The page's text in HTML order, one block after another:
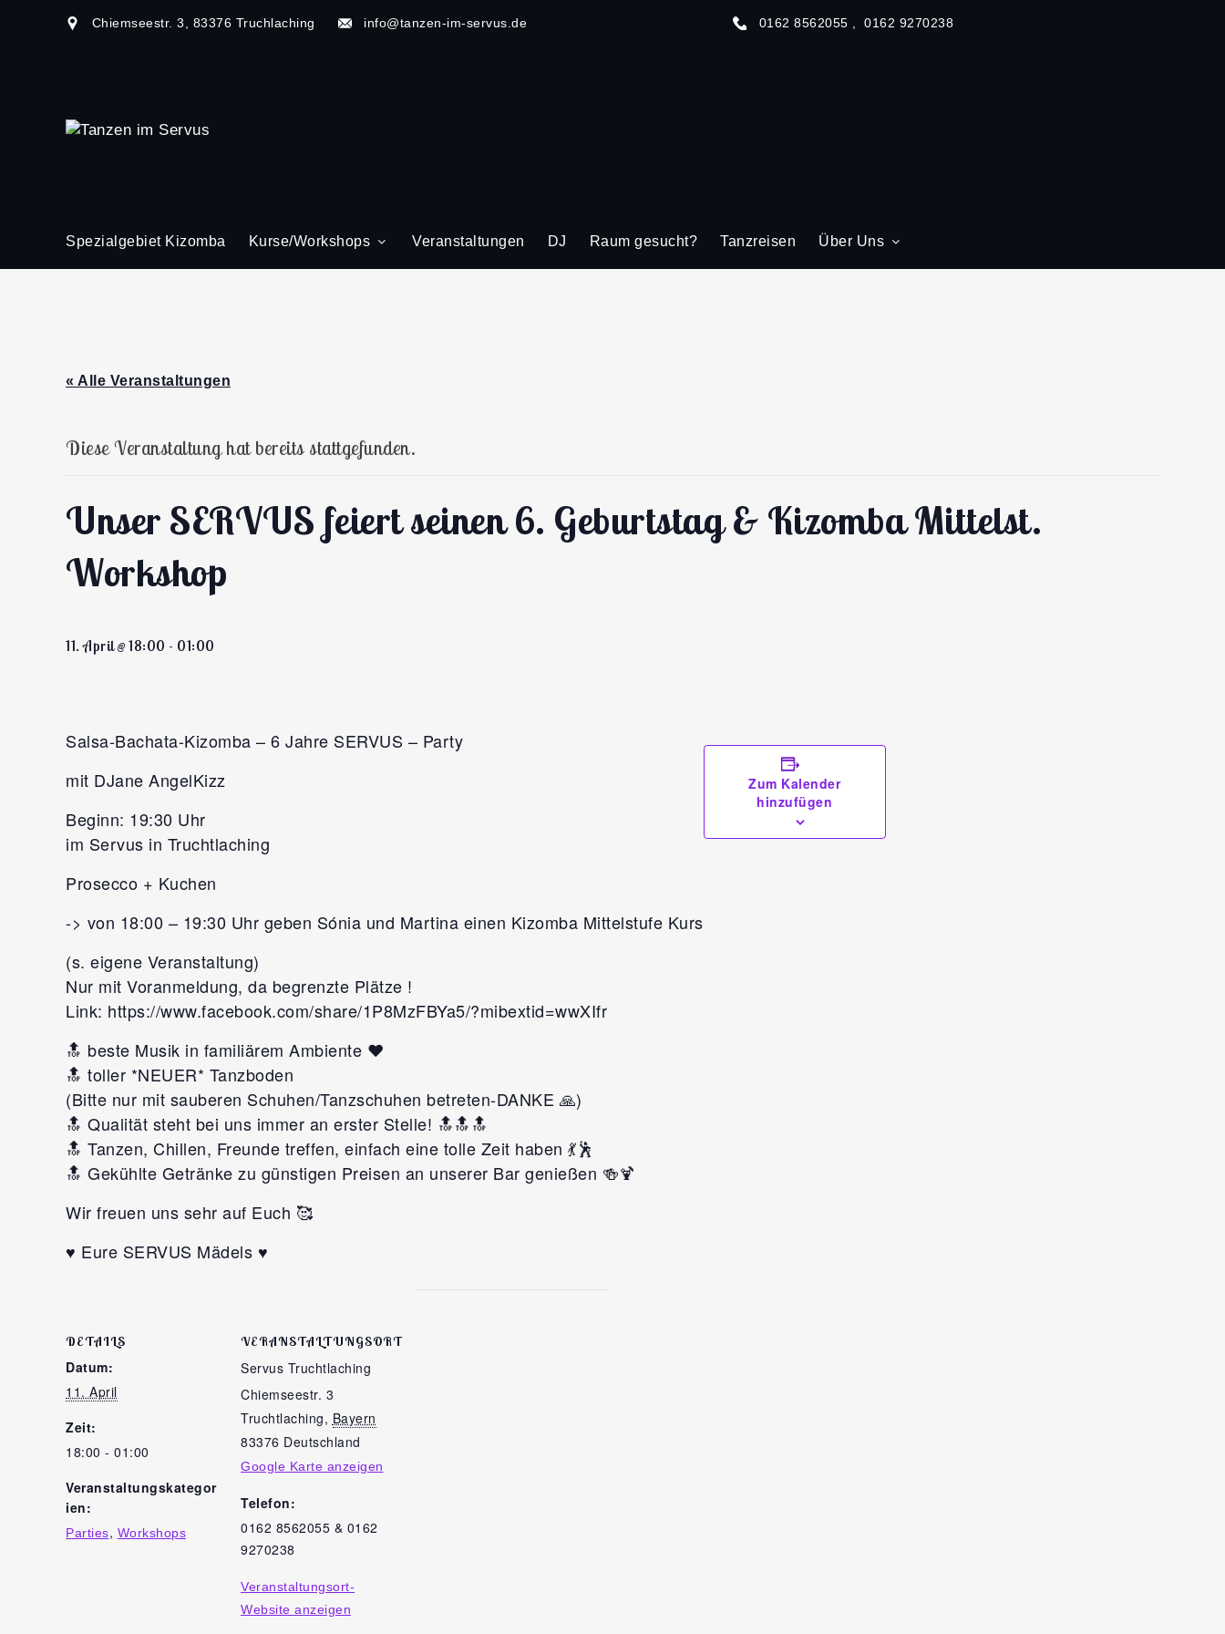
Chiemseestr. 3, 83376 Truchlaching info@tanzen-im-servus.de 0162 8562055 0162 9270238
Spezialgebiet Kizomba Kurse/Workshops Veranstaltungen DJ Raum gesucht? Tanzreisen Über Uns
« Alle Veranstaltungen
Diese Veranstaltung hat bereits stattgefunden.
Unser SERVUS feiert seinen 6. Geburtstag & Kizomba Mittelst.
Workshop
11. April @ 18:00 - 01:00
Salsa-Bachata-Kizomba – 6 Jahre SERVUS – Party
mit DJane AngelKizz
Beginn: 19:30 Uhr
im Servus in Truchtlaching
Prosecco + Kuchen
-> von 18:00 – 19:30 Uhr geben Sónia und Martina einen Kizomba Mittelstufe Kurs
(s. eigene Veranstaltung)
Nur mit Voranmeldung, da begrenzte Plätze !
Link: https://www.facebook.com/share/1P8MzFBYa5/?mibextid=wwXIfr
🔝 beste Musik in familiärem Ambiente ❤️
🔝 toller *NEUER* Tanzboden
(Bitte nur mit sauberen Schuhen/Tanzschuhen betreten-DANKE 🙏)
🔝 Qualität steht bei uns immer an erster Stelle! 🔝🔝🔝
🔝 Tanzen, Chillen, Freunde treffen, einfach eine tolle Zeit haben 💃🕺
🔝 Gekühlte Getränke zu günstigen Preisen an unserer Bar genießen 🍻🍹
Wir freuen uns sehr auf Euch 🥰
♥️ Eure SERVUS Mädels ♥️
Zum Kalender
hinzufügen
DETAILS
Datum:
11. April
Zeit:
18:00 - 01:00
Veranstaltungskategor
ien:
Parties, Workshops
VERANSTALTUNGSORT
Servus Truchtlaching
Chiemseestr. 3
Truchtlaching, Bayern
83376 Deutschland
Google Karte anzeigen
Telefon:
0162 8562055 & 0162
9270238
Veranstaltungsort-
Website anzeigen